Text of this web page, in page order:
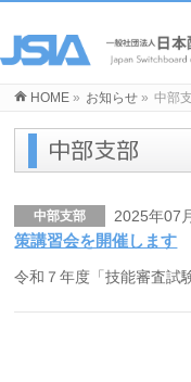
HOME » お知らせ » 中部
中部支部
中部支部 2025年07
策講習会を開催します
令和７年度「技能審査試